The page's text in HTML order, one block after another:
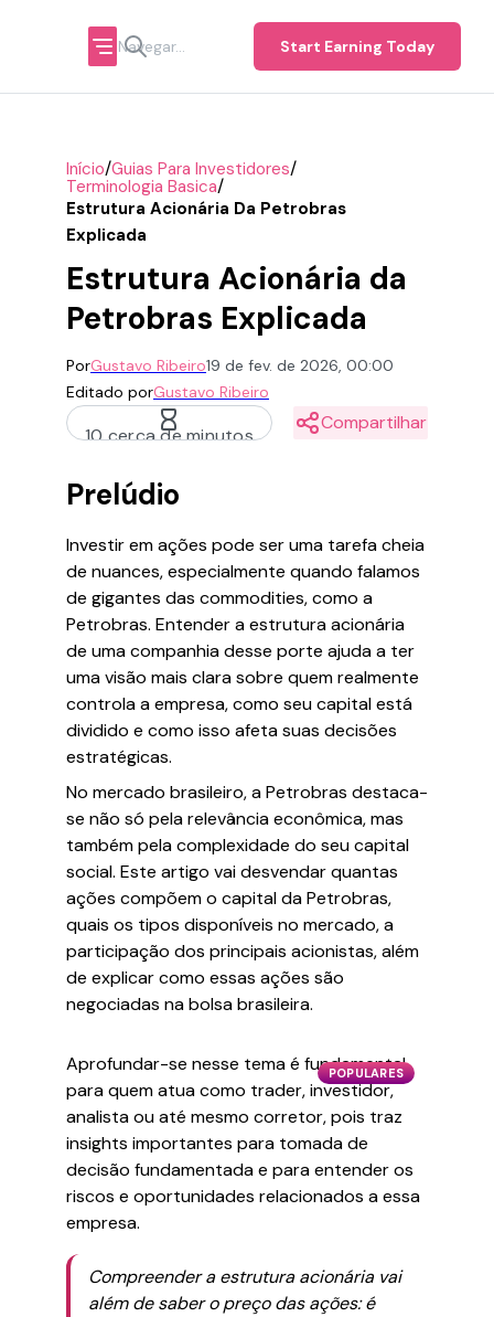
Start Earning Today
Início/Guias Para Investidores/
Terminologia Basica/
Estrutura Acionária Da Petrobras
Explicada
Estrutura Acionária da
Petrobras Explicada
PorGustavo Ribeiro19 de fev. de 2026, 00:00
Editado porGustavo Ribeiro
10 cerca de minutos
Compartilhar
Prelúdio
Investir em ações pode ser uma tarefa cheia
de nuances, especialmente quando falamos
de gigantes das commodities, como a
Petrobras. Entender a estrutura acionária
de uma companhia desse porte ajuda a ter
uma visão mais clara sobre quem realmente
controla a empresa, como seu capital está
dividido e como isso afeta suas decisões
estratégicas.
No mercado brasileiro, a Petrobras destaca-
se não só pela relevância econômica, mas
também pela complexidade do seu capital
social. Este artigo vai desvendar quantas
ações compõem o capital da Petrobras,
quais os tipos disponíveis no mercado, a
participação dos principais acionistas, além
de explicar como essas ações são
negociadas na bolsa brasileira.
POPULARES
Aprofundar-se nesse tema é fundamental
para quem atua como trader, investidor,
analista ou até mesmo corretor, pois traz
insights importantes para tomada de
decisão fundamentada e para entender os
riscos e oportunidades relacionados a essa
empresa.
Compreender a estrutura acionária vai
além de saber o preço das ações: é